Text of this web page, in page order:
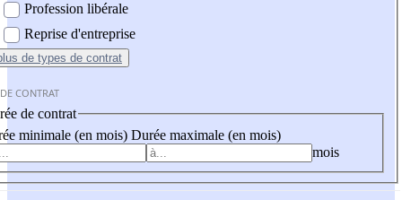
Profession libérale
Reprise d'entreprise
de types de contrat
CONTRAT
de contrat
minimale (en mois) Durée maximale (en mois)
mois